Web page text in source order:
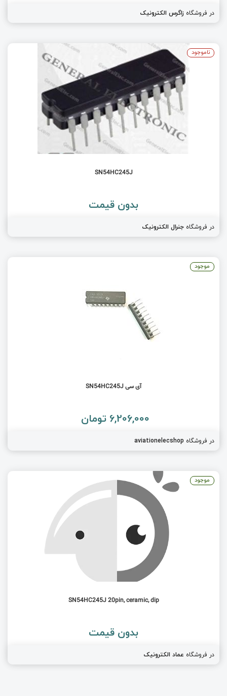
در فروشگاه زاگرس الکترونیک
SN54HC245J
بدون قیمت
در فروشگاه جنرال الکترونیک
ناموجود
آی سی SN54HC245J
6,206,000 تومان
در فروشگاه aviationelecshop
موجود
SN54HC245J 20pin, ceramic, dip
بدون قیمت
در فروشگاه عماد الکترونیک
موجود